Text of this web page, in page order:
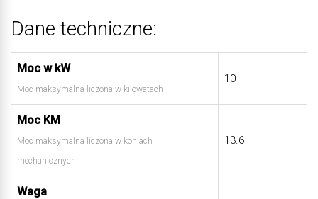
Dane techniczne:
Moc w kW
Moc maksymalna liczona w kilowatach
10
Moc KM
Moc maksymalna liczona w koniach
mechanicznych
13.6
Waga